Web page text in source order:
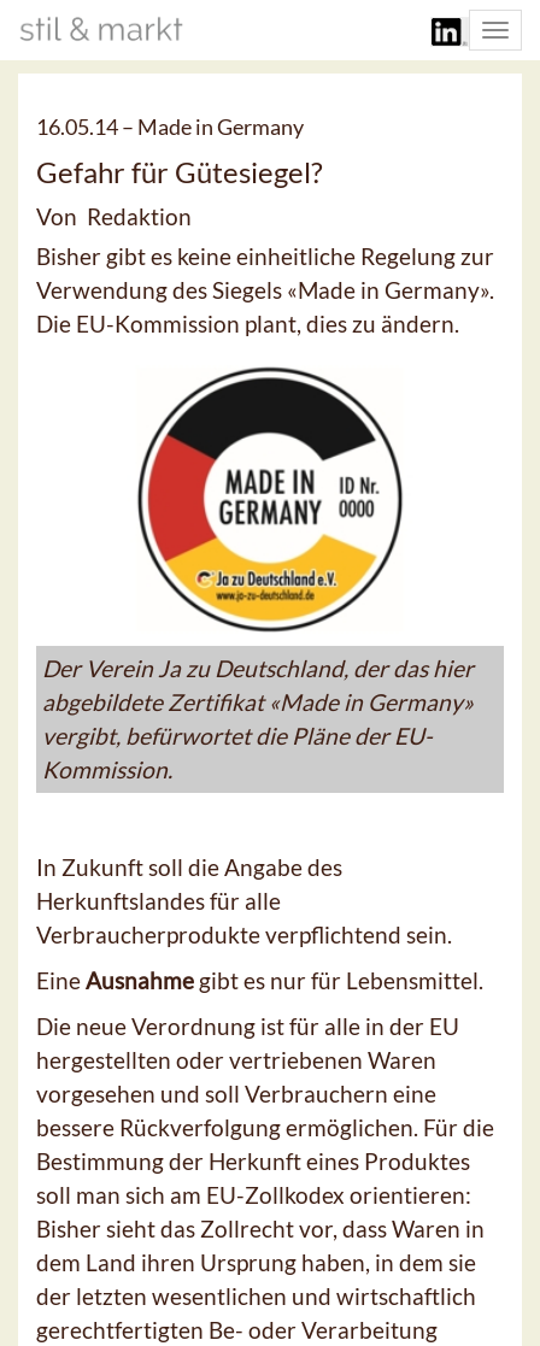
16.05.14 – Made in Germany
Gefahr für Gütesiegel?
Von Redaktion
Bisher gibt es keine einheitliche Regelung zur
Verwendung des Siegels «Made in Germany».
Die EU-Kommission plant, dies zu ändern.
Der Verein Ja zu Deutschland, der das hier
abgebildete Zertifikat «Made in Germany»
vergibt, befürwortet die Pläne der EU-
Kommission.
In Zukunft soll die Angabe des
Herkunftslandes für alle
Verbraucherprodukte verpflichtend sein.
EineAusnahme gibt es nur für Lebensmittel.
Die neue Verordnung ist für alle in der EU
hergestellten oder vertriebenen Waren
vorgesehen und soll Verbrauchern eine
bessere Rückverfolgung ermöglichen. Für die
Bestimmung der Herkunft eines Produktes
soll man sich am EU-Zollkodex orientieren:
Bisher sieht das Zollrecht vor, dass Waren in
dem Land ihren Ursprung haben, in dem sie
der letzten wesentlichen und wirtschaftlich
gerechtfertigten Be- oder Verarbeitung